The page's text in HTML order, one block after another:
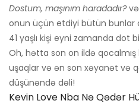
Dostum, maşınım haradadır?və
onun üçün etdiyi bütün bunlar
41 yaşlı kişi eyni zamanda dot
Oh, hətta son on ildə qocalmış
uşaqlar və ən son xəyanət və
düşünəndə dəli!
Kevin Love Nba Nə Qədər